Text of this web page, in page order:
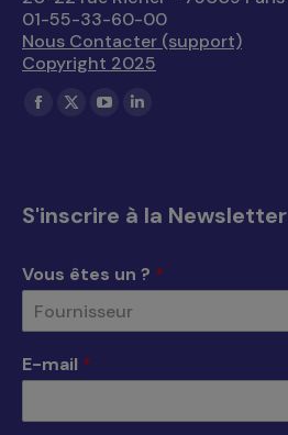
01-55-33-60-00
Nous Contacter (support)
Copyright 2025
Trouvez nous sur :
La
dans
nouvelle
fenêtre
La
dans
nouvelle
fenêtre
La
dans
nouvelle
fenêtre
La
dans
nouvelle
S'inscrire à la Newsletter
Vous êtes un ? *
Fournisseur
E-mail *